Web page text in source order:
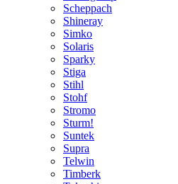
Scheppach
Shineray
Simko
Solaris
Sparky
Stiga
Stihl
Stohf
Stromo
Sturm!
Suntek
Supra
Telwin
Timberk